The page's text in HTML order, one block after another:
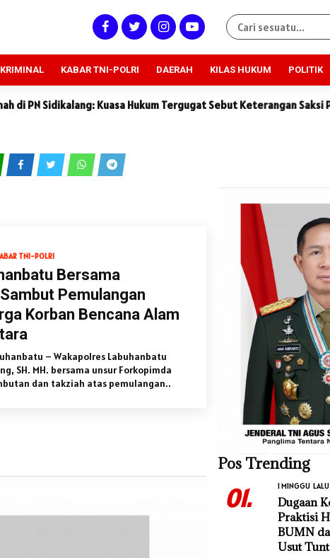
KRIMINAL KABAR TNI-POLRI DAERAH KILAS HUKUM POLITIK
Kuasa Hukum Tergugat Sebut Keterangan Saksi
TNI-POLRI
Bersama
Pemulangan
Korban Bencana Alam
– Wakapolres Labuhanbatu
SH. MH. bersama unsur Forkopimda
dan takziah atas pemulangan..
Pos Trending
01. 1 MINGGU LALU
Dugaan
Praktisi
BUMN
Usut